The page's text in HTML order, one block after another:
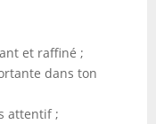
et raffiné ;
dans ton
attentif ;